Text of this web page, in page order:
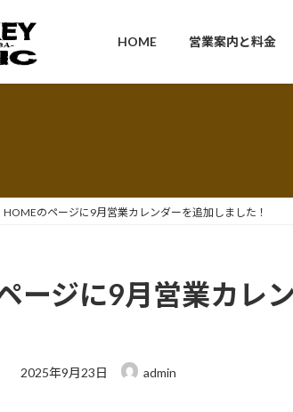
HOME 営業案内と料金
HOMEのページに9月営業カレンダーを追加しました！
ージに9月営業カレ
最
2025年9月23日 admin